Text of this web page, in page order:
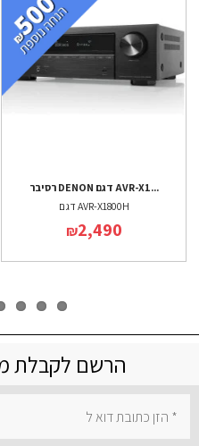
רסיבר DENON דגם AVR-X1...
דגם AVR-X1800H
₪2,490
הרשם לקבלת